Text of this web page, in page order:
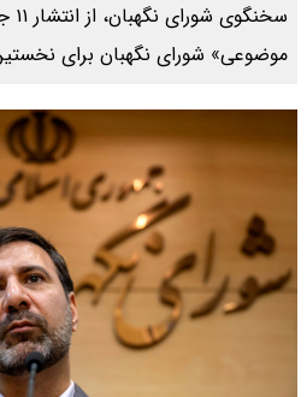
موضوعی» شورای نگهبان برای